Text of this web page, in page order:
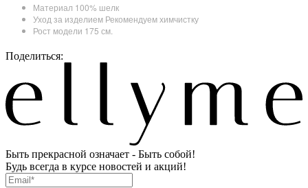
Материал 100% шелк
Уход за изделием Рекомендуем химчистку
Рост модели 175 см.
Поделиться:
Быть прекрасной означает - Быть собой!
Будь всегда в курсе новостей и акций!